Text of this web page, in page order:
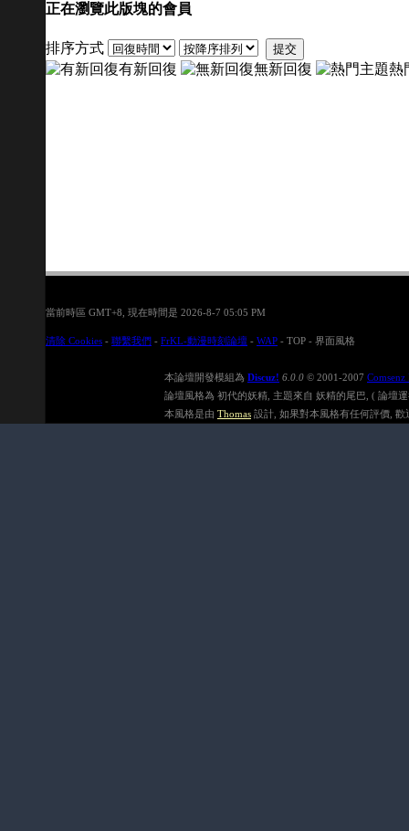
正在瀏覽此版塊的會員
排序方式 提交
有新回復 無新回復 熱
當前時區 GMT+8, 現在時間是 2026-8-7 05:05 PM
清除 Cookies - 聯繫我們 - FrKL-動漫時刻論壇 - WAP - TOP - 界面風格
本論壇開發模組為 Discuz! 6.0.0 © 2001-2007 Comsenz
論壇風格為 初代的妖精, 主題來自 妖精的尾巴, ( 論壇
本風格是由 Thomas 設計, 如果對本風格有任何評價,